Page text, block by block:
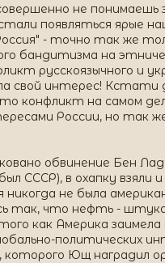
не понимаешь
появляться ярые
- точно так же
бандитизма на
русскоязычного и
свой интерес!
конфликт на самом
России, но так же
обвинение Бен
СССР), в охапку
не была
так, что нефть -
как Америка
политических
которого Ющ наградил